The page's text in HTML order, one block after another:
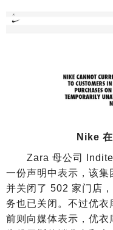
Nike
Zara 母公司 Inditex
一份声明中表示，该集
并关闭了 502 家门店
务也已关闭。不过优衣
前则向媒体表示，优衣